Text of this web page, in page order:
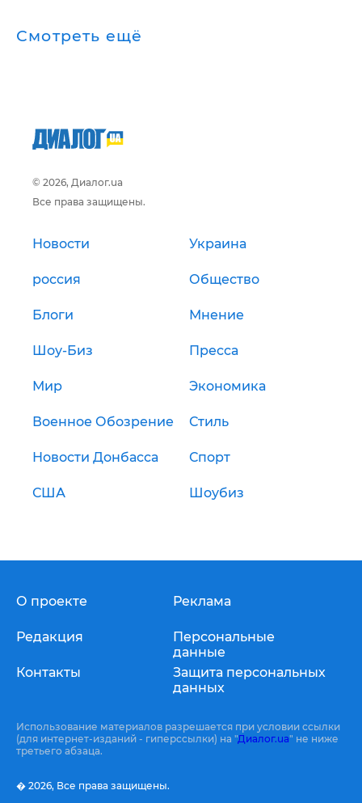
Смотреть ещё
© 2026, Диалог.ua
Все права защищены.
Новости Украина
россия Общество
Блоги Мнение
Шоу-Биз Пресса
Мир Экономика
Военное Обозрение Стиль
Новости Донбасса Спорт
США Шоубиз
О проекте
Редакция
Контакты
Реклама
Персональные
данные
Защита персональных
данных
Использование материалов разрешается при условии ссылки
(для интернет-изданий - гиперссылки) на "Диалог.ua" не ниже
третьего абзаца.
� 2026, Все права защищены.